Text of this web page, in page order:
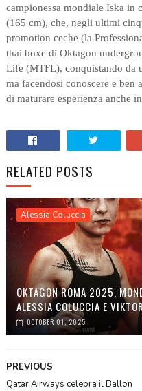
campionessa mondiale Iska in
(165 cm), che, negli ultimi
promotion ceche (la
thai boxe di Oktagon
Life (MTFL), conquistando da
ma facendosi conoscere e ben
di maturare esperienza anche
RELATED POSTS
Alessia Coluccia
OKTAGON ROMA 2025,
ALESSIA COLUCCIA E
OCTOBER 01, 2025
PREVIOUS
Qatar Airways celebra il Ballon